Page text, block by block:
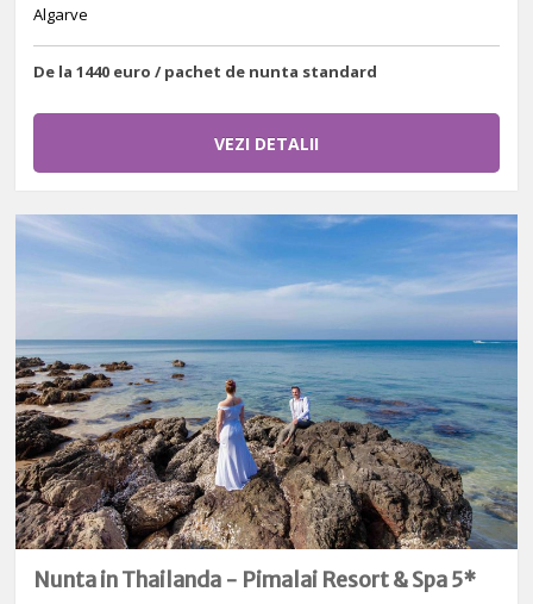
Algarve
De la 1440 euro / pachet de nunta standard
VEZI DETALII
Nunta in Thailanda - Pimalai Resort & Spa 5*